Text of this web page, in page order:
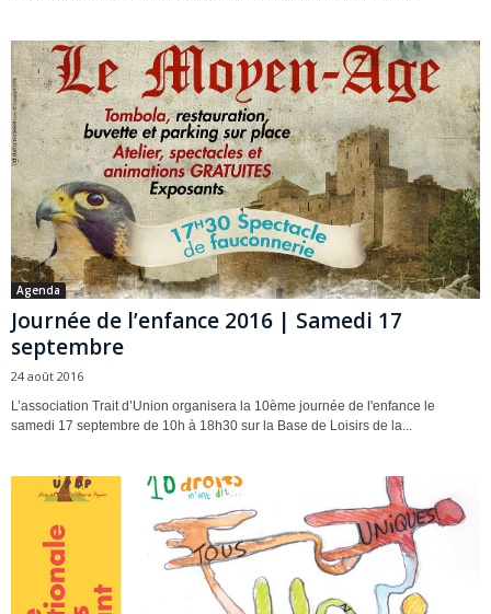
Agenda
Journée de l’enfance 2016 | Samedi 17
septembre
24 août 2016
L’association Trait d’Union organisera la 10ème journée de l'enfance le
samedi 17 septembre de 10h à 18h30 sur la Base de Loisirs de la...